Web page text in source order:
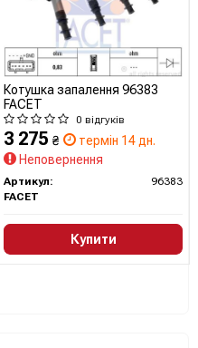
Котушка запалення 96383
FACET
0 відгуків
3 275 ₴
термін 14 дн.
Неповернення
Артикул:
96383
FACET
Купити